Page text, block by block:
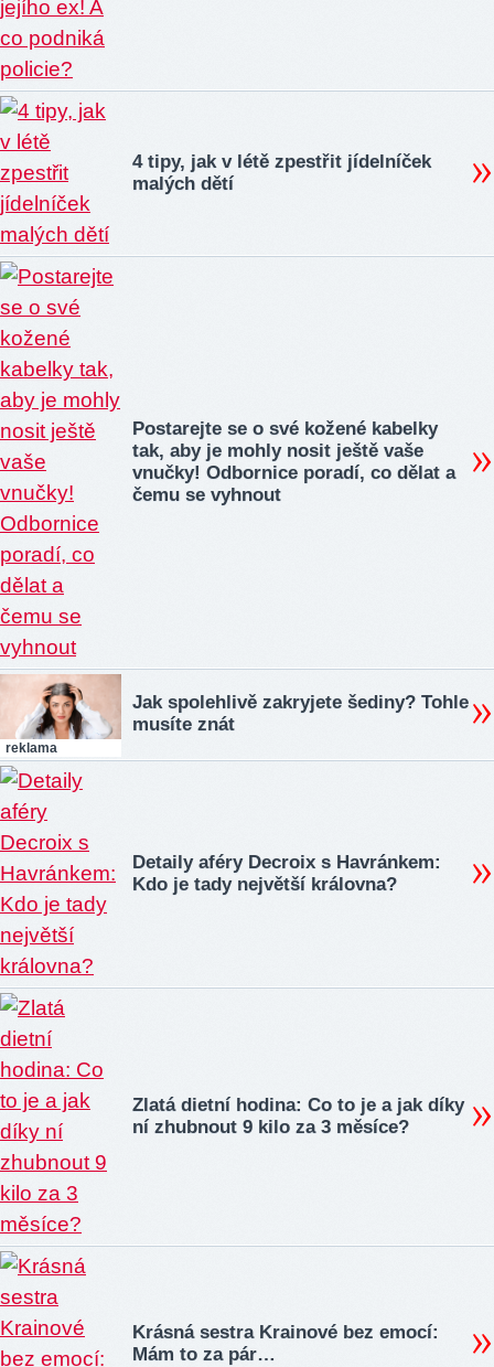
4 tipy, jak v létě zpestřit jídelníček
malých dětí
Postarejte se o své kožené kabelky
tak, aby je mohly nosit ještě vaše
vnučky! Odbornice poradí, co dělat a
čemu se vyhnout
reklama
Jak spolehlivě zakryjete šediny? Tohle
musíte znát
Detaily aféry Decroix s Havránkem:
Kdo je tady největší královna?
Zlatá dietní hodina: Co to je a jak díky
ní zhubnout 9 kilo za 3 měsíce?
Krásná sestra Krainové bez emocí:
Mám to za pár…